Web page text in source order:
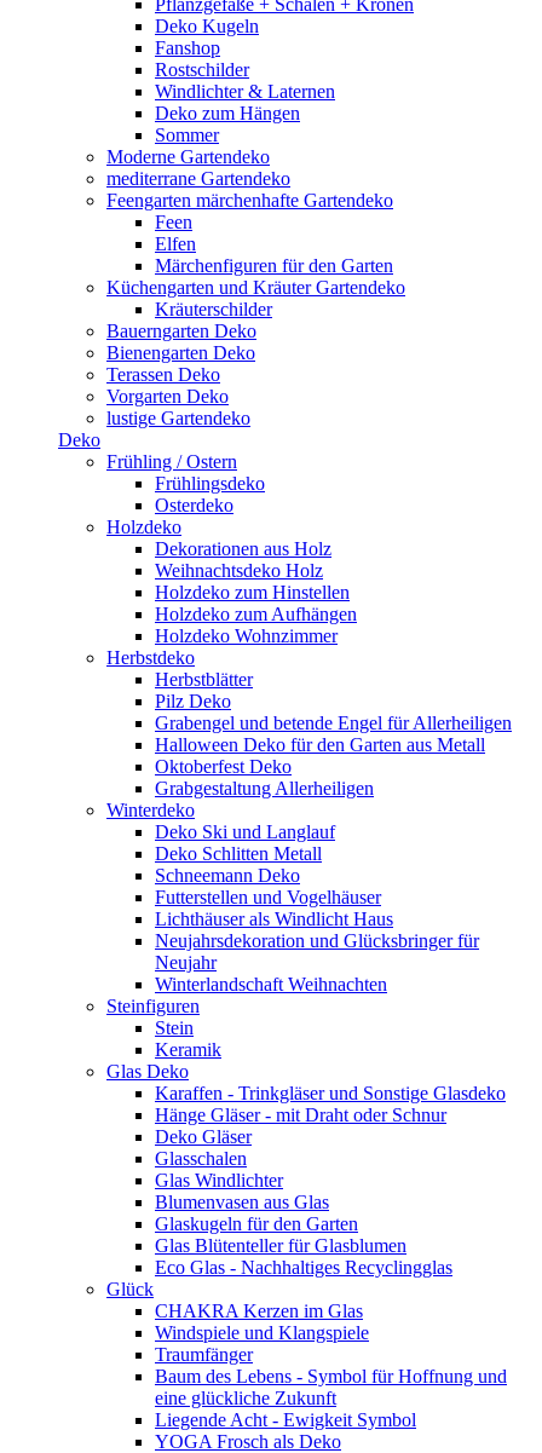
Pflanzgefäße + Schalen + Kronen
Deko Kugeln
Fanshop
Rostschilder
Windlichter & Laternen
Deko zum Hängen
Sommer
Moderne Gartendeko
mediterrane Gartendeko
Feengarten märchenhafte Gartendeko
Feen
Elfen
Märchenfiguren für den Garten
Küchengarten und Kräuter Gartendeko
Kräuterschilder
Bauerngarten Deko
Bienengarten Deko
Terassen Deko
Vorgarten Deko
lustige Gartendeko
Deko
Frühling / Ostern
Frühlingsdeko
Osterdeko
Holzdeko
Dekorationen aus Holz
Weihnachtsdeko Holz
Holzdeko zum Hinstellen
Holzdeko zum Aufhängen
Holzdeko Wohnzimmer
Herbstdeko
Herbstblätter
Pilz Deko
Grabengel und betende Engel für Allerheiligen
Halloween Deko für den Garten aus Metall
Oktoberfest Deko
Grabgestaltung Allerheiligen
Winterdeko
Deko Ski und Langlauf
Deko Schlitten Metall
Schneemann Deko
Futterstellen und Vogelhäuser
Lichthäuser als Windlicht Haus
Neujahrsdekoration und Glücksbringer für
Neujahr
Winterlandschaft Weihnachten
Steinfiguren
Stein
Keramik
Glas Deko
Karaffen - Trinkgläser und Sonstige Glasdeko
Hänge Gläser - mit Draht oder Schnur
Deko Gläser
Glasschalen
Glas Windlichter
Blumenvasen aus Glas
Glaskugeln für den Garten
Glas Blütenteller für Glasblumen
Eco Glas - Nachhaltiges Recyclingglas
Glück
CHAKRA Kerzen im Glas
Windspiele und Klangspiele
Traumfänger
Baum des Lebens - Symbol für Hoffnung und
eine glückliche Zukunft
Liegende Acht - Ewigkeit Symbol
YOGA Frosch als Deko